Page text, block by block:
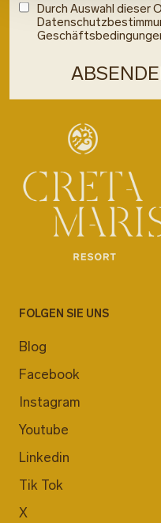
Durch Auswahl dieser
FOLGEN SIE UNS
Blog
Facebook
Instagram
Youtube
Linkedin
Tik Tok
X